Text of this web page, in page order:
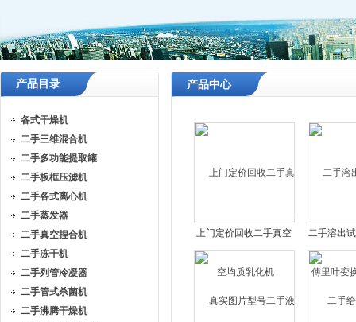
产品目录
各式干燥机
二手三维混合机
二手多功能提取罐
二手板框压滤机
二手各式离心机
二手蒸发器
二手真空捏合机
二手冻干机
二手列管冷凝器
二手管式杀菌机
二手沸腾干燥机
产品中心
上门定价回收二手真空
均质乳化机
二手溶出
里叶变换